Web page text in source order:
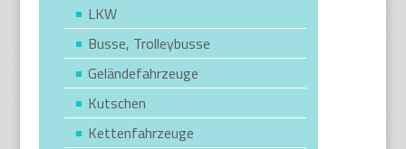
LKW
Busse, Trolleybusse
Geländefahrzeuge
Kutschen
Kettenfahrzeuge